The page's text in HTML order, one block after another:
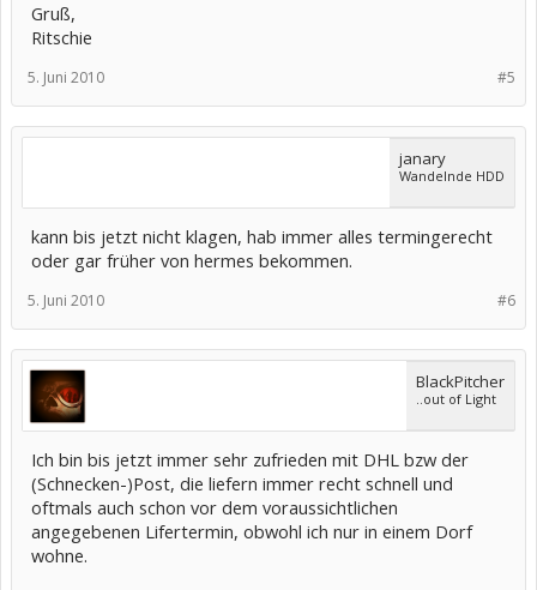
Gruß,
Ritschie
#5
5. Juni 2010
janary
Wandelnde HDD
kann bis jetzt nicht klagen, hab immer alles termingerecht
oder gar früher von hermes bekommen.
#6
5. Juni 2010
BlackPitcher
..out of Light
Ich bin bis jetzt immer sehr zufrieden mit DHL bzw der
(Schnecken-)Post, die liefern immer recht schnell und
oftmals auch schon vor dem voraussichtlichen
angegebenen Lifertermin, obwohl ich nur in einem Dorf
wohne.